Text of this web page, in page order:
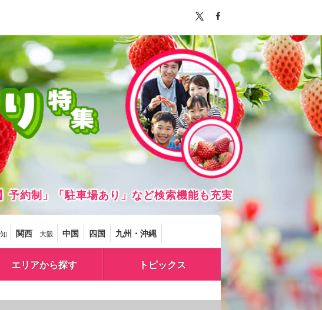
予約制」「駐車場あり」など検索機能も充実
関西 大阪 中国 四国 九州・沖縄
エリアから探す トピックス